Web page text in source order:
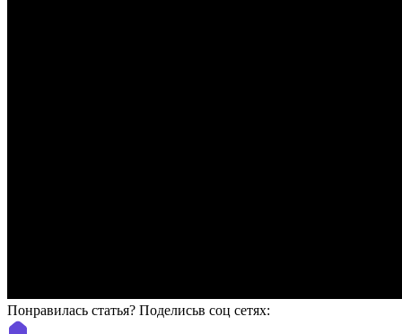
Понравилась статья? Поделиcьв соц сетях: